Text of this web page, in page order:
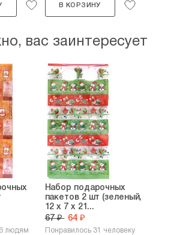
В КОРЗИНУ
вас заинтересует
людям
Набор подарочных
пакетов 2 шт (зеленый,
12 х 7 х 21...
67 ₽ 64 ₽
Понравилось 31 человеку